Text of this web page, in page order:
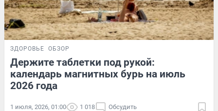
ЗДОРОВЬЕ ОБЗОР
Держите таблетки под рукой:
календарь магнитных бурь на июль
2026 года
1 июля, 2026, 01:00 1 018 Обсудить